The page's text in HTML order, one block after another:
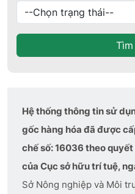
Hệ thống thông tin sử
gốc hàng hóa đã được
chế số: 16036 theo
của Cục sở hữu trí tuệ,
Sở Nông nghiệp và Môi